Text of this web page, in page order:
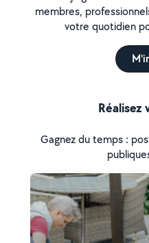
membres,
votre quotidien
Réalisez
Gagnez du temps :